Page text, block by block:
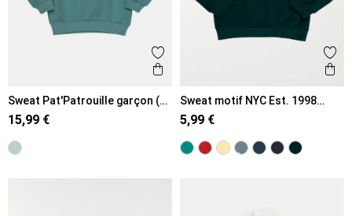
Ajouter aux favoris
Aperçu rapide
Sweat Pat'Patrouille garçon (3-
8A)
15,99 €
Sweat motif NYC Est. 1998
garçon (3-12A)
5,99 €